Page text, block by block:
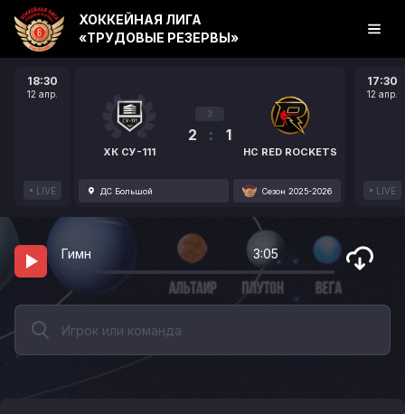
18:30
12 апр.
LIVE
ХК СУ-111
3
2 : 1
HC RED ROCKETS
ДС Большой Сезон 2025-2026
17:30
12 апр.
LIVE
ХОККЕЙНАЯ ЛИГА
«ТРУДОВЫЕ РЕЗЕРВЫ»
Гимн 3:05